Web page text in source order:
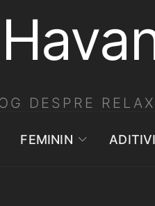
DESPRE
FEMININ